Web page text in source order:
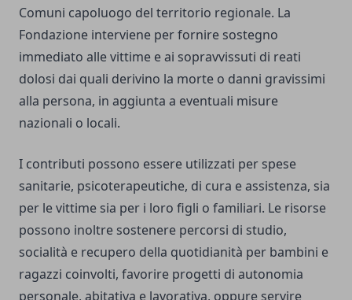
Comuni capoluogo del territorio regionale. La
Fondazione interviene per fornire sostegno
immediato alle vittime e ai sopravvissuti di reati
dolosi dai quali derivino la morte o danni gravissimi
alla persona, in aggiunta a eventuali misure
nazionali o locali.
I contributi possono essere utilizzati per spese
sanitarie, psicoterapeutiche, di cura e assistenza, sia
per le vittime sia per i loro figli o familiari. Le risorse
possono inoltre sostenere percorsi di studio,
socialità e recupero della quotidianità per bambini e
ragazzi coinvolti, favorire progetti di autonomia
personale, abitativa e lavorativa, oppure servire